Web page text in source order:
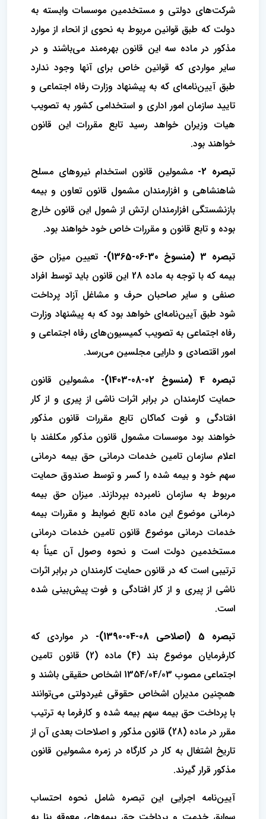
شرکت‌های دولتی و مستخدمین موسسات وابسته به
دولت که طبق قوانین مربوط به نحوی از‌ انحاء از موارد
مذکور در ماده سه این قانون بهره‌مند می‌باشند و در
سایر مواردی که قوانین خاص برای آنها وجود ندارد
طبق آیین‌نامه‌ای که به پیشنهاد ‌وزارت رفاه اجتماعی و
تایید سازمان امور اداری و استخدامی ‌کشور به تصویب
هیات وزیران خواهد رسید تابع مقررات این قانون
خواهند بود.
تبصره 2-
مشمولین قانون استخدام نیروهای مسلح
شاهنشاهی و افزارمندان مشمول قانون تعاون و بیمه
بازنشستگی افزارمندان ارتش از شمول ‌این قانون خارج
بوده و تابع قانون و مقررات خاص خود خواهند بود.
تبصره 3 (منسوخ 30-06-1365)-
تعیین میزان حق
بیمه که با توجه به ماده 28 این قانون باید توسط افراد
صنفی و سایر صاحبان حرف و مشاغل آزاد پرداخت
شود طبق آیین‌نامه‌ای خواهد بود که به پیشنهاد وزارت
رفاه اجتماعی به تصویب کمیسیون‌های رفاه اجتماعی و
امور اقتصادی و دارایی مجلسین می‌رسد.
‌تبصره 4 (منسوخ 02-08-1403)-
مشمولین قانون
حمایت کارمندان در برابر اثرات ناشی از پیری و از کار
افتادگی و فوت کماکان تابع مقررات قانون مذکور
خواهند بود ‌موسسات مشمول قانون مذکور مکلفند با
اعلام سازمان تامین خدمات درمانی حق بیمه درمانی
سهم خود و بیمه شده را کسر و توسط صندوق حمایت‌
مربوط به سازمان نامبرده بپردازند. میزان حق بیمه
درمانی موضوع این ماده تابع ضوابط و مقررات بیمه
خدمات درمانی موضوع قانون تامین خدمات‌ درمانی
مستخدمین دولت است و نحوه وصول آن عیناً به
ترتیبی است که در قانون حمایت کارمندان در برابر اثرات
ناشی از پیری و از کار افتادگی و ‌فوت پیش‌بینی شده
است.
تبصره 5 (اصلاحی 08-04-1390)-
در مواردی که
کارفرمایان موضوع بند (4) ماده (2) قانون تامین
اجتماعی مصوب 1354/04/03 اشخاص حقیقی باشند و
همچنین مدیران اشخاص حقوقی غیردولتی می‌توانند
با پرداخت حق بیمه سهم بیمه شده و کارفرما به ترتیب
مقرر در ماده (28) قانون مذکور و اصلاحات بعدی آن از
تاریخ اشتغال به کار در کارگاه در زمره مشمولین قانون
مذکور قرار گیرند.
آیین‌نامه اجرایی این تبصره شامل نحوه احتساب